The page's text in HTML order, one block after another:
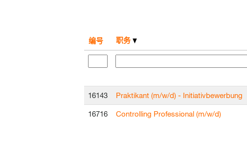
编号 职务
16143 Praktikant (m/w/d) - Initiativbewerbung
16716 Controlling Professional (m/w/d)